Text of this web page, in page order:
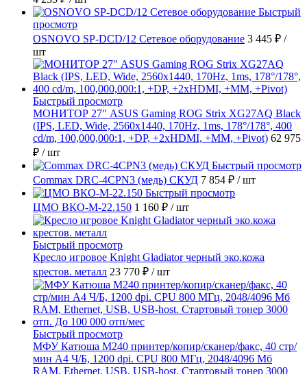
Быстрый
просмотр
OSNOVO SP-DCD/12 Сетевое оборудование 3 445 ₽ /
шт
Быстрый просмотр
МОНИТОР 27" ASUS Gaming ROG Strix XG27AQ Black
(IPS, LED, Wide, 2560x1440, 170Hz, 1ms, 178°/178°, 400
cd/m, 100,000,000:1, +DP, +2хHDMI, +MM, +Pivot) 62 975
₽ / шт
Быстрый просмотр
Commax DRC-4CPN3 (медь) СКУД 7 854 ₽ / шт
Быстрый просмотр
ЦМО ВКО-М-22.150 1 160 ₽ / шт
Быстрый просмотр
Кресло игровое Knight Gladiator черный эко.кожа
крестов. металл 23 770 ₽ / шт
Быстрый просмотр
МФУ Катюша M240 принтер/копир/сканер/факс, 40 стр/
мин А4 Ч/Б, 1200 dpi. CPU 800 МГц, 2048/4096 Мб
RAM, Ethernet, USB, USB-host. Стартовый тонер 3000